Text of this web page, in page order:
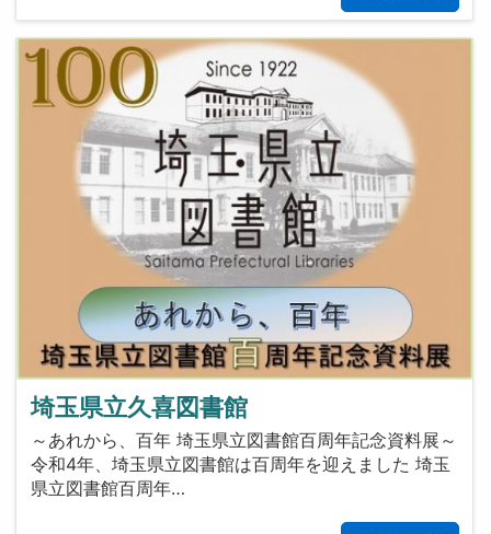
埼玉県立久喜図書館
～あれから、百年 埼玉県立図書館百周年記念資料展～
令和4年、埼玉県立図書館は百周年を迎えました 埼玉
県立図書館百周年…